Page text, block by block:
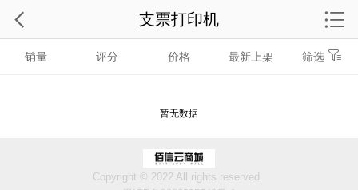
销量 评分 价格 最新上架 筛选
暂无数据
支票打印机
Copyright © 2022 All rights reserved.